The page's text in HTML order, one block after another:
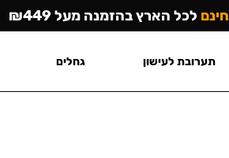
חינם לכל הארץ בהזמנה מעל ₪449
תערובת לעישון גחלים